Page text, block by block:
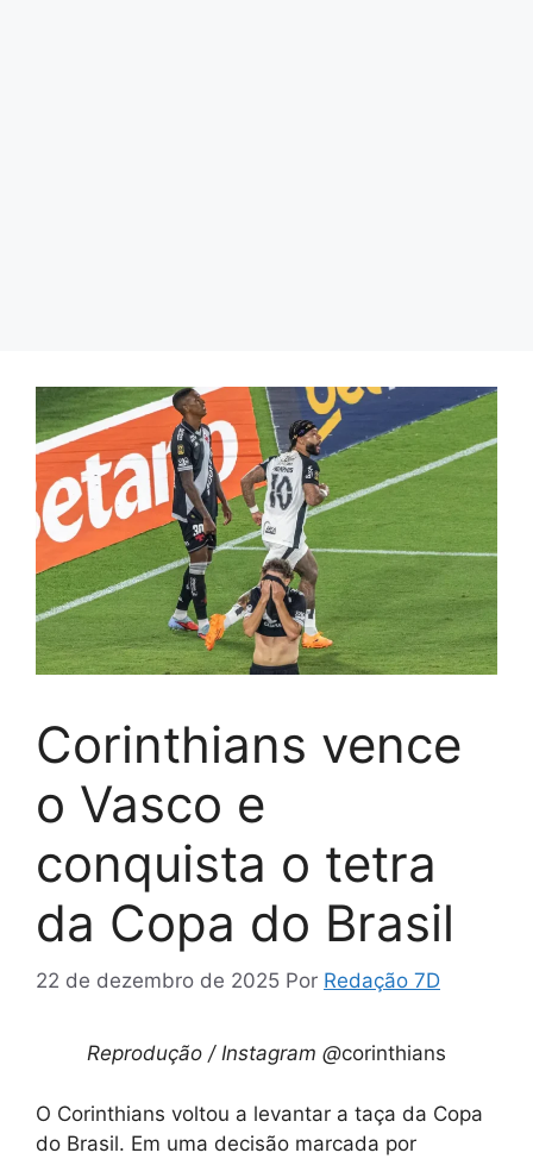
Corinthians vence
o Vasco e
conquista o tetra
da Copa do Brasil
22 de dezembro de 2025 Por Redação 7D
Reprodução / Instagram @corinthians
O Corinthians voltou a levantar a taça da Copa
do Brasil. Em uma decisão marcada por